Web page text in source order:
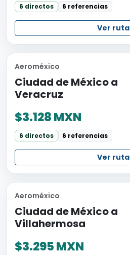
6 directos 6 referencias
Ver ruta
Aeroméxico
Ciudad de México a
Veracruz
$3.128 MXN
6 directos 6 referencias
Ver ruta
Aeroméxico
Ciudad de México a
Villahermosa
$3.295 MXN